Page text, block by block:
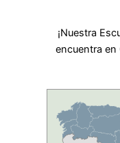
¡Nuestra
encuentra en